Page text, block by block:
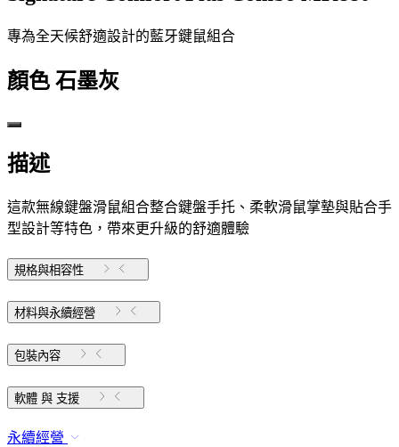
專為全天候舒適設計的藍牙鍵鼠組合
顏色 石墨灰
描述
這款無線鍵盤滑鼠組合整合鍵盤手托、柔軟滑鼠掌墊與貼合手
型設計等特色，帶來更升級的舒適體驗
規格與相容性
材料與永續經營
包裝內容
軟體 與 支援
永續經營